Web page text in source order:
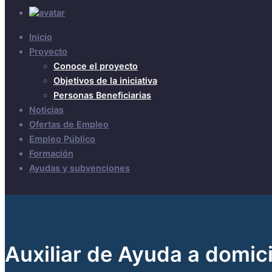
Inicio
Proyecto
Conoce el proyecto
Objetivos de la iniciativa
Personas Beneficiarias
Noticias
Ofertas de Empleo
Empleo Público
Formación
Ayudas y subvenciones
Auxiliar de Ayuda a